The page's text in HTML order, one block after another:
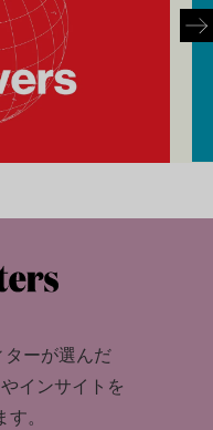
ーが選んだ
インサイトを
。